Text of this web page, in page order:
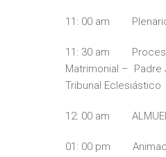
11: 00 am
11: 30 am
Matrimonial – Padre
Tribunal Eclesiástico
12: 00 am
01: 00 pm